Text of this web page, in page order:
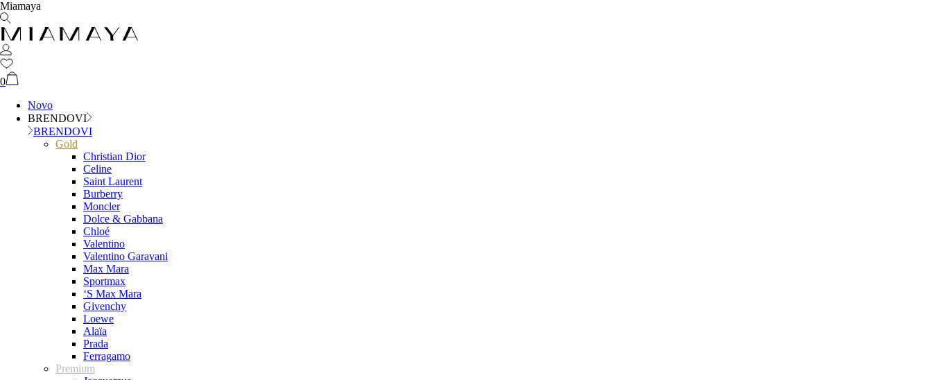
Miamaya
0
Novo
BRENDOVI
BRENDOVI
Gold
Christian Dior
Celine
Saint Laurent
Burberry
Moncler
Dolce & Gabbana
Chloé
Valentino
Valentino Garavani
Max Mara
Sportmax
‘S Max Mara
Givenchy
Loewe
Alaïa
Prada
Ferragamo
Premium